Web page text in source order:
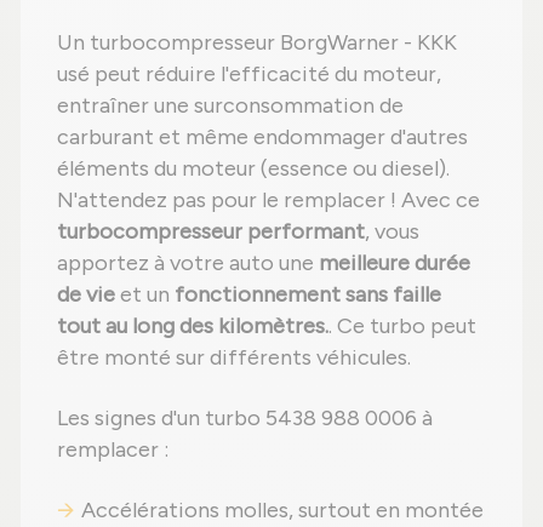
Un turbocompresseur BorgWarner - KKK
usé peut réduire l'efficacité du moteur,
entraîner une surconsommation de
carburant et même endommager d'autres
éléments du moteur (essence ou diesel).
N'attendez pas pour le remplacer ! Avec ce
turbocompresseur performant, vous
apportez à votre auto une meilleure durée
de vieet un fonctionnement sans faille
tout au long des kilomètres.. Ce turbo peut
être monté sur différents véhicules.
Les signes d'un turbo 5438 988 0006 à
remplacer :
Accélérations molles, surtout en montée